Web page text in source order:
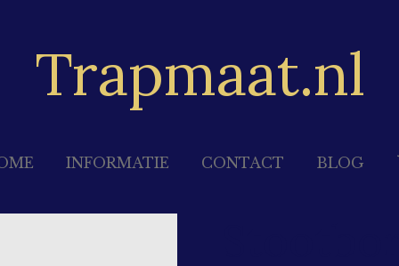
Trapmaat.nl
INFORMATIE CONTACT BLOG